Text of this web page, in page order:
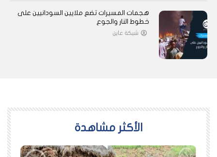
هجمات المسيرات تضع ملايين السودانيين على
خطوط النار والجوع
شبكة عاين
اﻷكثر مشاهدة